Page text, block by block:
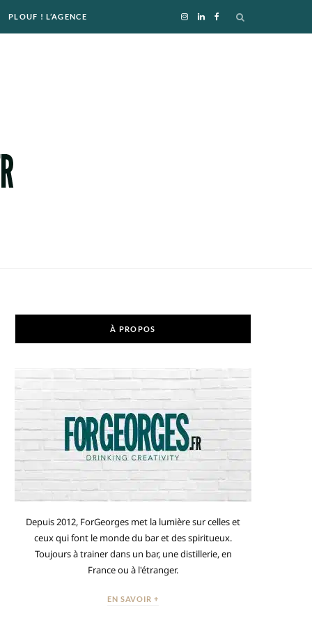
I L
PLOUF ! L’AGENCE
À PROPOS
Depuis 2012, ForGeorges met la lumière sur celles et
ceux qui font le monde du bar et des spiritueux.
Toujours à trainer dans un bar, une distillerie, en
France ou à l'étranger.
EN SAVOIR +